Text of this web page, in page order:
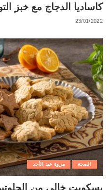
كاساديا الدجاج مع خبز
23/01/2022
الصحة مروة عبد الأحد
بسكويت خالي من